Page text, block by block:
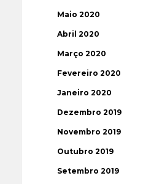
Maio 2020
Abril 2020
Março 2020
Fevereiro 2020
Janeiro 2020
Dezembro 2019
Novembro 2019
Outubro 2019
Setembro 2019